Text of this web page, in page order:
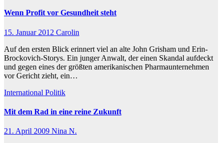
Wenn Profit vor Gesundheit steht
15. Januar 2012 Carolin
Auf den ersten Blick erinnert viel an alte John Grisham und Erin-
Brockovich-Storys. Ein junger Anwalt, der einen Skandal aufdeckt
und gegen eines der größten amerikanischen Pharmaunternehmen
vor Gericht zieht, ein…
International Politik
Mit dem Rad in eine reine Zukunft
21. April 2009 Nina N.